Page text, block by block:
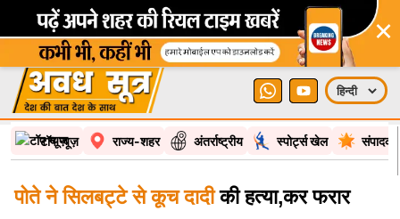
×
टॉप न्यूज़ राज्य-शहर अंतर्राष्ट्रीय स्पोर्ट्स खेल
पोते ने सिलबट्टे से कूच दादीकी हत्या,कर फरार